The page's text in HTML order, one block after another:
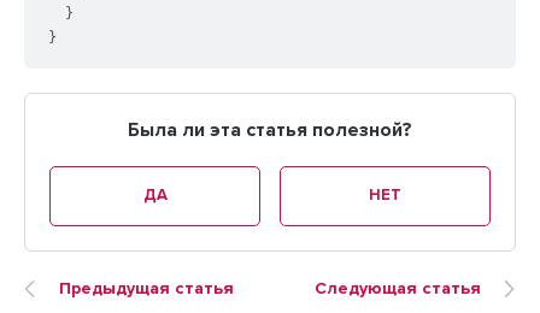
}
}
Была ли эта статья полезной?
ДА НЕТ
Предыдущая статья Следующая статья